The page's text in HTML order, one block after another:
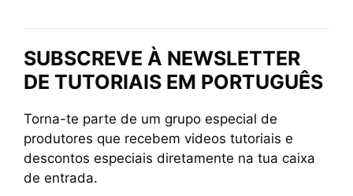
SUBSCREVE À NEWSLETTER
DE TUTORIAIS EM PORTUGUÊS
Torna-te parte de um grupo especial de
produtores que recebem videos tutoriais e
descontos especiais diretamente na tua caixa
de entrada.